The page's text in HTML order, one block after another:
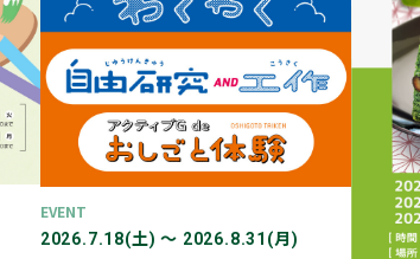
EVENT
2026.7.18(土) 〜 2026.8.31(月)